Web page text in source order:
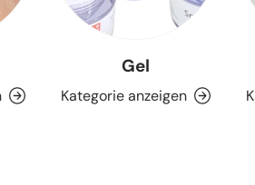
Gel
Kategorie anzeigen